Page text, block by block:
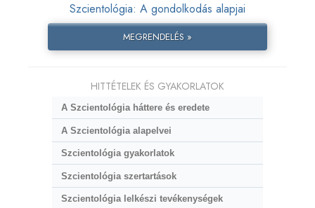
Szcientológia: A gondolkodás alapjai
MEGRENDELÉS »
HITTÉTELEK ÉS GYAKORLATOK
A Szcientológia háttere és eredete
A Szcientológia alapelvei
Szcientológia gyakorlatok
Szcientológia szertartások
Szcientológia lelkészi tevékenységek